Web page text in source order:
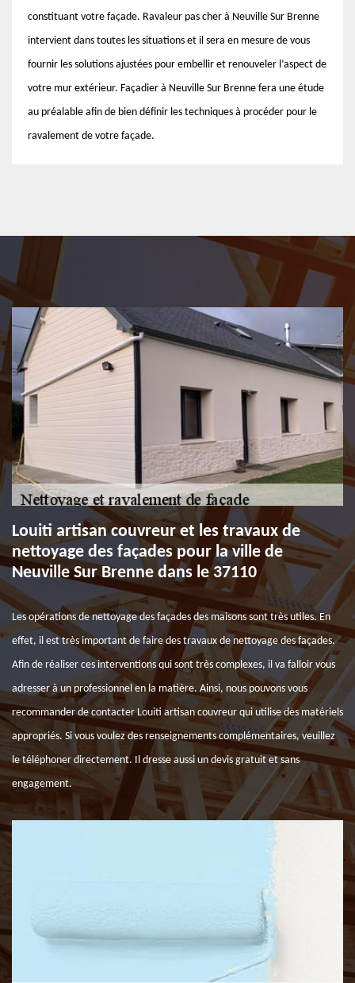
constituant votre façade. Ravaleur pas cher à Neuville Sur Brenne
intervient dans toutes les situations et il sera en mesure de vous
fournir les solutions ajustées pour embellir et renouveler l’aspect de
votre mur extérieur. Façadier à Neuville Sur Brenne fera une étude
au préalable afin de bien définir les techniques à procéder pour le
ravalement de votre façade.
Louiti artisan couvreur et les travaux de
nettoyage des façades pour la ville de
Neuville Sur Brenne dans le 37110
Les opérations de nettoyage des façades des maisons sont très utiles. En
effet, il est très important de faire des travaux de nettoyage des façades.
Afin de réaliser ces interventions qui sont très complexes, il va falloir vous
adresser à un professionnel en la matière. Ainsi, nous pouvons vous
recommander de contacter Louiti artisan couvreur qui utilise des matériels
appropriés. Si vous voulez des renseignements complémentaires, veuillez
le téléphoner directement. Il dresse aussi un devis gratuit et sans
engagement.